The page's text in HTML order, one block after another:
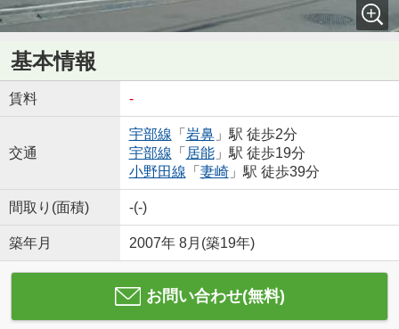
基本情報
賃料 -
交通
宇部線 「 岩鼻」駅 徒歩2分
宇部線 「 居能」駅 徒歩19分
小野田線 「 妻崎」駅 徒歩39分
間取り(面積) -(-)
築年月 2007年 8月(築19年)
お問い合わせ(無料)